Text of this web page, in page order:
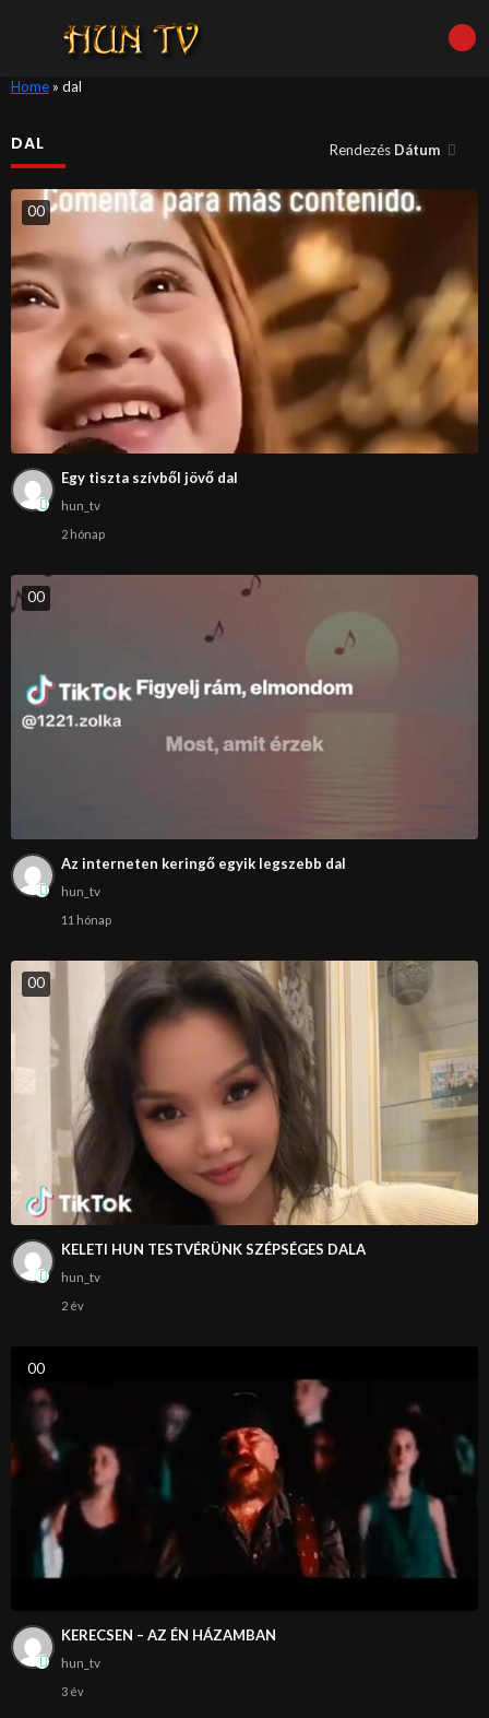
Home» dal
DAL Rendezés Dátum
00
Egy tiszta szívből jövő dal
hun_tv
2 hónap
00
Az interneten keringő egyik legszebb dal
hun_tv
11 hónap
00
KELETI HUN TESTVÉRÜNK SZÉPSÉGES DALA
hun_tv
2 év
00
KERECSEN – AZ ÉN HÁZAMBAN
hun_tv
3 év